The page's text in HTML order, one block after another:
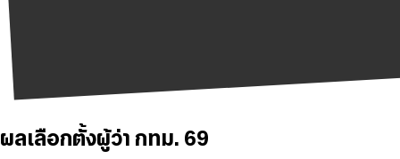
ผลเลือกตั้งผู้ว่า กทม. 69